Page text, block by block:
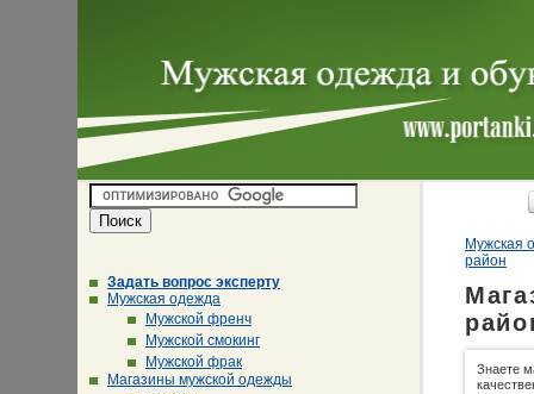
Задать вопрос эксперту
Мужская одежда
Мужской френч
Мужской смокинг
Мужской фрак
Магазины мужской одежды
Мужская
район
Знаете